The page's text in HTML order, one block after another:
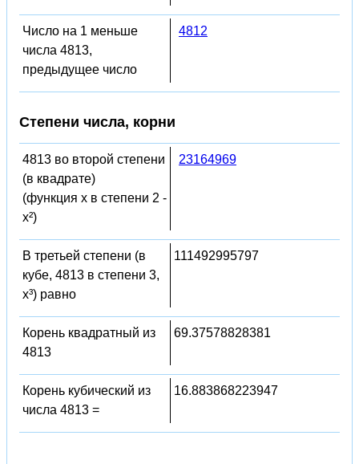
Число на 1 меньше
числа 4813,
предыдущее число
4812
Степени числа, корни
4813 во второй степени
(в квадрате)
(функция x в степени 2 -
x²)
23164969
В третьей степени (в
кубе, 4813 в степени 3,
x³) равно
111492995797
Корень квадратный из
4813
69.37578828381
Корень кубический из
числа 4813 =
16.883868223947